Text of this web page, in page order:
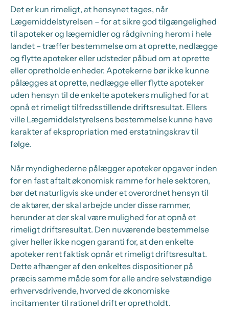
Det er kun rimeligt, at hensynet tages, når
Lægemiddelstyrelsen – for at sikre god tilgængelighed
til apoteker og lægemidler og rådgivning herom i hele
landet – træffer bestemmelse om at oprette, nedlægge
og flytte apoteker eller udsteder påbud om at oprette
eller opretholde enheder. Apotekerne bør ikke kunne
pålægges at oprette, nedlægge eller flytte apoteker
uden hensyn til de enkelte apotekers mulighed for at
opnå et rimeligt tilfredsstillende driftsresultat. Ellers
ville Lægemiddelstyrelsens bestemmelse kunne have
karakter af ekspropriation med erstatningskrav til
følge.
Når myndighederne pålægger apoteker opgaver inden
for en fast aftalt økonomisk ramme for hele sektoren,
bør det naturligvis ske under et overordnet hensyn til
de aktører, der skal arbejde under disse rammer,
herunder at der skal være mulighed for at opnå et
rimeligt driftsresultat. Den nuværende bestemmelse
giver heller ikke nogen garanti for, at den enkelte
apoteker rent faktisk opnår et rimeligt driftsresultat.
Dette afhænger af den enkeltes dispositioner på
præcis samme måde som for alle andre selvstændige
erhvervsdrivende, hvorved de økonomiske
incitamenter til rationel drift er opretholdt.